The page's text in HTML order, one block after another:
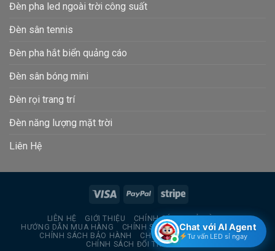
Đèn pha led ngoài trời công suất
Đèn sân tennis
Đèn pha hắt biển quảng cáo
Đèn sân bóng mini
Đèn rọi trang trí
Đèn năng lượng mặt trời
Liên Hệ
LIÊN HỆ GIỚI THIỆU
CHÍNH SÁCH TRẢ HÀNG
HƯỚNG DẪN MUA HÀNG
CHÍNH SÁCH BẢO MẬT THÔNG TIN
CHÍNH SÁCH BẢO HÀNH
CHÍNH SÁCH GIAO HÀNG
CHÍNH SÁCH ĐỔI TRẢ HÀNG
Chat với AI Agent
Tư vấn LED sỉ ngay